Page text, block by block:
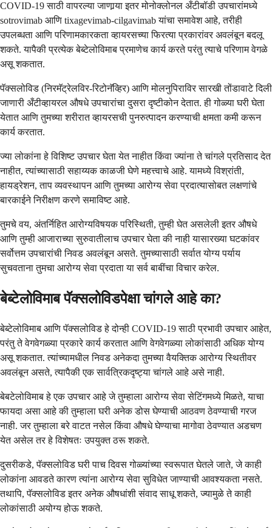
COVID-19 साठी वापरल्या जाणार्‍या इतर मोनोक्लोनल अँटीबॉडी उपचारांमध्ये
sotrovimab आणि tixagevimab-cilgavimab यांचा समावेश आहे, तरीही
उपलब्धता आणि परिणामकारकता व्हायरसच्या फिरत्या प्रकारांवर अवलंबून बदलू
शकते. यापैकी प्रत्येक बेब्टेलोविमाब प्रमाणेच कार्य करते परंतु त्याचे परिणाम वेगळे
असू शकतात.
पॅक्सलोविड (निरमॅट्रेलविर-रिटोनॅव्हिर) आणि मोलनुपिराविर सारखी तोंडावाटे दिली
जाणारी अँटीव्हायरल औषधे उपचारांचा दुसरा दृष्टीकोन देतात. ही गोळ्या घरी घेता
येतात आणि तुमच्या शरीरात व्हायरसची पुनरुत्पादन करण्याची क्षमता कमी करून
कार्य करतात.
ज्या लोकांना हे विशिष्ट उपचार घेता येत नाहीत किंवा ज्यांना ते चांगले प्रतिसाद देत
नाहीत, त्यांच्यासाठी सहाय्यक काळजी घेणे महत्त्वाचे आहे. यामध्ये विश्रांती,
हायड्रेशन, ताप व्यवस्थापन आणि तुमच्या आरोग्य सेवा प्रदात्यासोबत लक्षणांचे
बारकाईने निरीक्षण करणे समाविष्ट आहे.
तुमचे वय, अंतर्निहित आरोग्यविषयक परिस्थिती, तुम्ही घेत असलेली इतर औषधे
आणि तुम्ही आजाराच्या सुरुवातीलाच उपचार घेता की नाही यासारख्या घटकांवर
सर्वोत्तम उपचारांची निवड अवलंबून असते. तुमच्यासाठी सर्वात योग्य पर्याय
सुचवताना तुमचा आरोग्य सेवा प्रदाता या सर्व बाबींचा विचार करेल.
बेब्टेलोविमाब पॅक्सलोविडपेक्षा चांगले आहे का?
बेब्टेलोविमाब आणि पॅक्सलोविड हे दोन्ही COVID-19 साठी प्रभावी उपचार आहेत,
परंतु ते वेगवेगळ्या प्रकारे कार्य करतात आणि वेगवेगळ्या लोकांसाठी अधिक योग्य
असू शकतात. त्यांच्यामधील निवड अनेकदा तुमच्या वैयक्तिक आरोग्य स्थितीवर
अवलंबून असते, त्यापैकी एक सार्वत्रिकदृष्ट्या चांगले आहे असे नाही.
बेबटेलोविमाब हे एक उपचार आहे जे तुम्हाला आरोग्य सेवा सेटिंगमध्ये मिळते, याचा
फायदा असा आहे की तुम्हाला घरी अनेक डोस घेण्याची आठवण ठेवण्याची गरज
नाही. जर तुम्हाला बरे वाटत नसेल किंवा औषधे घेण्याचा मागोवा ठेवण्यात अडचण
येत असेल तर हे विशेषतः उपयुक्त ठरू शकते.
दुसरीकडे, पॅक्सलोविड घरी पाच दिवस गोळ्यांच्या स्वरूपात घेतले जाते, जे काही
लोकांना आवडते कारण त्यांना आरोग्य सेवा सुविधेत जाण्याची आवश्यकता नसते.
तथापि, पॅक्सलोविड इतर अनेक औषधांशी संवाद साधू शकते, ज्यामुळे ते काही
लोकांसाठी अयोग्य होऊ शकते.